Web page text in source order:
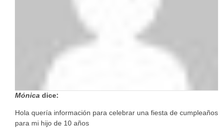
Mónica dice:
Hola quería información para celebrar una fiesta de cumpleaños
para mi hijo de 10 años